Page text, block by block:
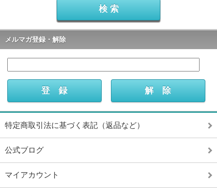
メルマガ登録・解除
特定商取引法に基づく表記（返品など）
公式ブログ
マイアカウント